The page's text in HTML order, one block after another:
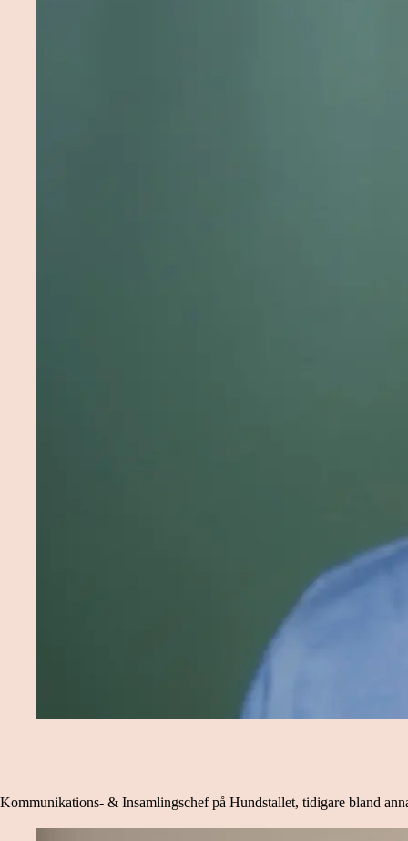
Kommunikations- & Insamlingschef på Hundstallet, tidigare bland